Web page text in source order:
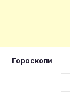
Гороскопи